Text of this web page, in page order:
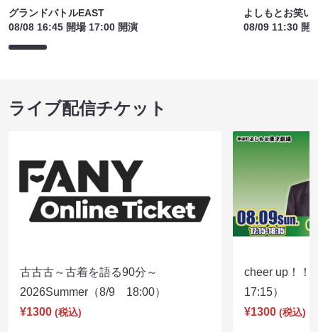
グランドバトルEAST
08/08 16:45 開場 17:00 開演
よしもとお笑い
08/09 11:30 開
ライブ配信チケット
古古古～古着を語る90分～
2026Summer（8/9 18:00）
¥1300 (税込)
cheer up！
17:15）
¥1300 (税込)